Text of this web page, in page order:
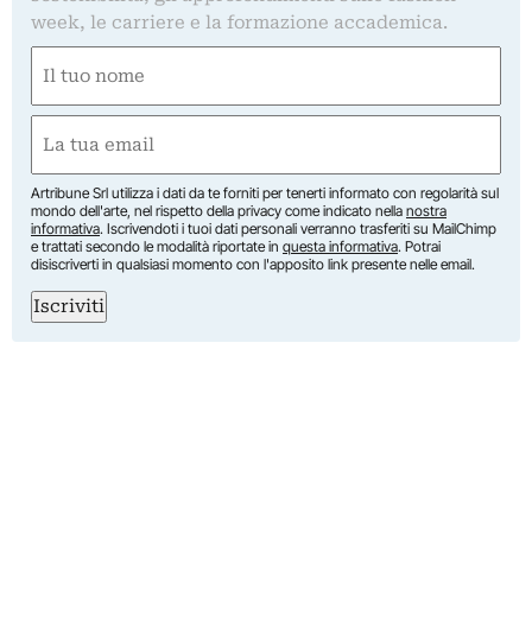
week, le carriere e la formazione accademica.
(Required)
First
(Required)
Artribune Srl utilizza i dati da te forniti per tenerti informato con regolarità sul
mondo dell'arte, nel rispetto della privacy come indicato nella nostra
informativa. Iscrivendoti i tuoi dati personali verranno trasferiti su MailChimp
e trattati secondo le modalità riportate in questa informativa. Potrai
disiscriverti in qualsiasi momento con l'apposito link presente nelle email.
Iscriviti